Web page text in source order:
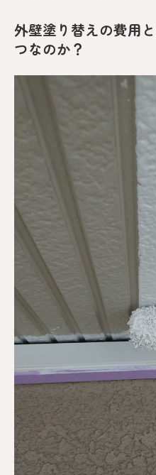
外壁塗り替えの費用
つなのか？